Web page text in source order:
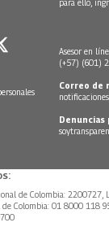
para ello,
Asesor en
(+57) (601)
Correo de
de Colombia: 2200727,
Colombia: 01 8000 118